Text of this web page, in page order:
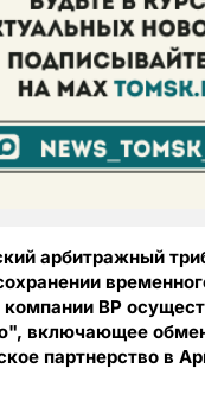
арбитражный
компании ВР
включающее
партнерство в